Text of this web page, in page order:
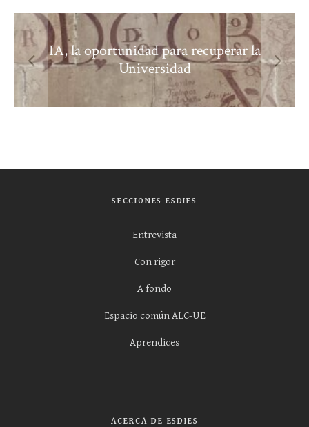
IA, la oportunidad para recuperar la
Universidad
SECCIONES ESDIES
Entrevista
Con rigor
A fondo
Espacio común ALC-UE
Aprendices
ACERCA DE ESDIES